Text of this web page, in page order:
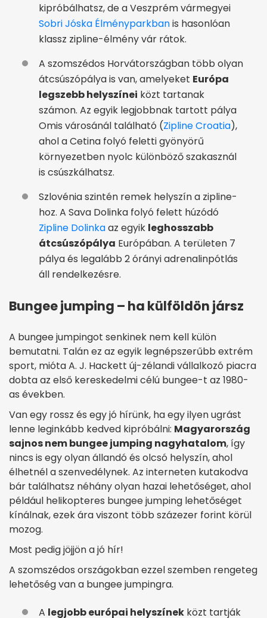
kipróbálhatsz, de a Veszprém vármegyei
Sobri Jóska Élményparkbanis hasonlóan
klassz zipline-élmény vár rátok.
A szomszédos Horvátországban több olyan
átcsúszópálya is van, amelyeket Európa
legszebb helyszínei közt tartanak
számon. Az egyik legjobbnak tartott pálya
Omis városánál található (Zipline Croatia),
ahol a Cetina folyó feletti gyönyörű
környezetben nyolc különböző szakasznál
is csúszkálhatsz.
Szlovénia szintén remek helyszín a zipline-
hoz. A Sava Dolinka folyó felett húzódó
Zipline Dolinkaaz egyik leghosszabb
átcsúszópálya Európában. A területen 7
pálya és legalább 2 órányi adrenalinpótlás
áll rendelkezésre.
Bungee jumping – ha külföldön jársz
A bungee jumpingot senkinek nem kell külön
bemutatni. Talán ez az egyik legnépszerűbb extrém
sport, mióta A. J. Hackett új-zélandi vállalkozó piacra
dobta az első kereskedelmi célú bungee-t az 1980-
as években.
Van egy rossz és egy jó hírünk, ha egy ilyen ugrást
lenne leginkább kedved kipróbálni: Magyarország
sajnos nem bungee jumping nagyhatalom, így
nincs is egy olyan állandó és olcsó helyszín, ahol
élhetnél a szenvedélynek. Az interneten kutakodva
bár találhatsz néhány olyan hazai lehetőséget, ahol
például helikopteres bungee jumping lehetőséget
kínálnak, ezek ára viszont több százezer forint körül
mozog.
Most pedig jöjjön a jó hír!
A szomszédos országokban ezzel szemben rengeteg
lehetőség van a bungee jumpingra.
A legjobb európai helyszínek közt tartják